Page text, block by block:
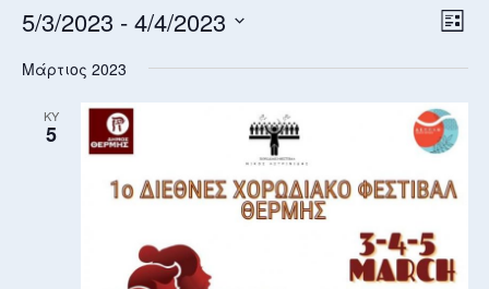
List
5/3/2023 - 4/4/2023
date.
Μάρτιος 2023
ΚΥ
5